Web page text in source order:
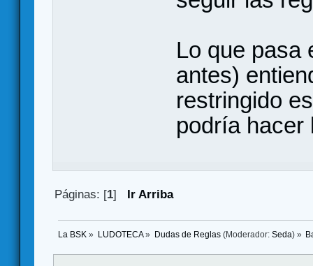
Lo que pasa
antes)
restringido
podría hacer
Páginas: [1] Ir Arriba
La BSK » LUDOTECA» Dudas de Reglas(Moderador: Seda) »